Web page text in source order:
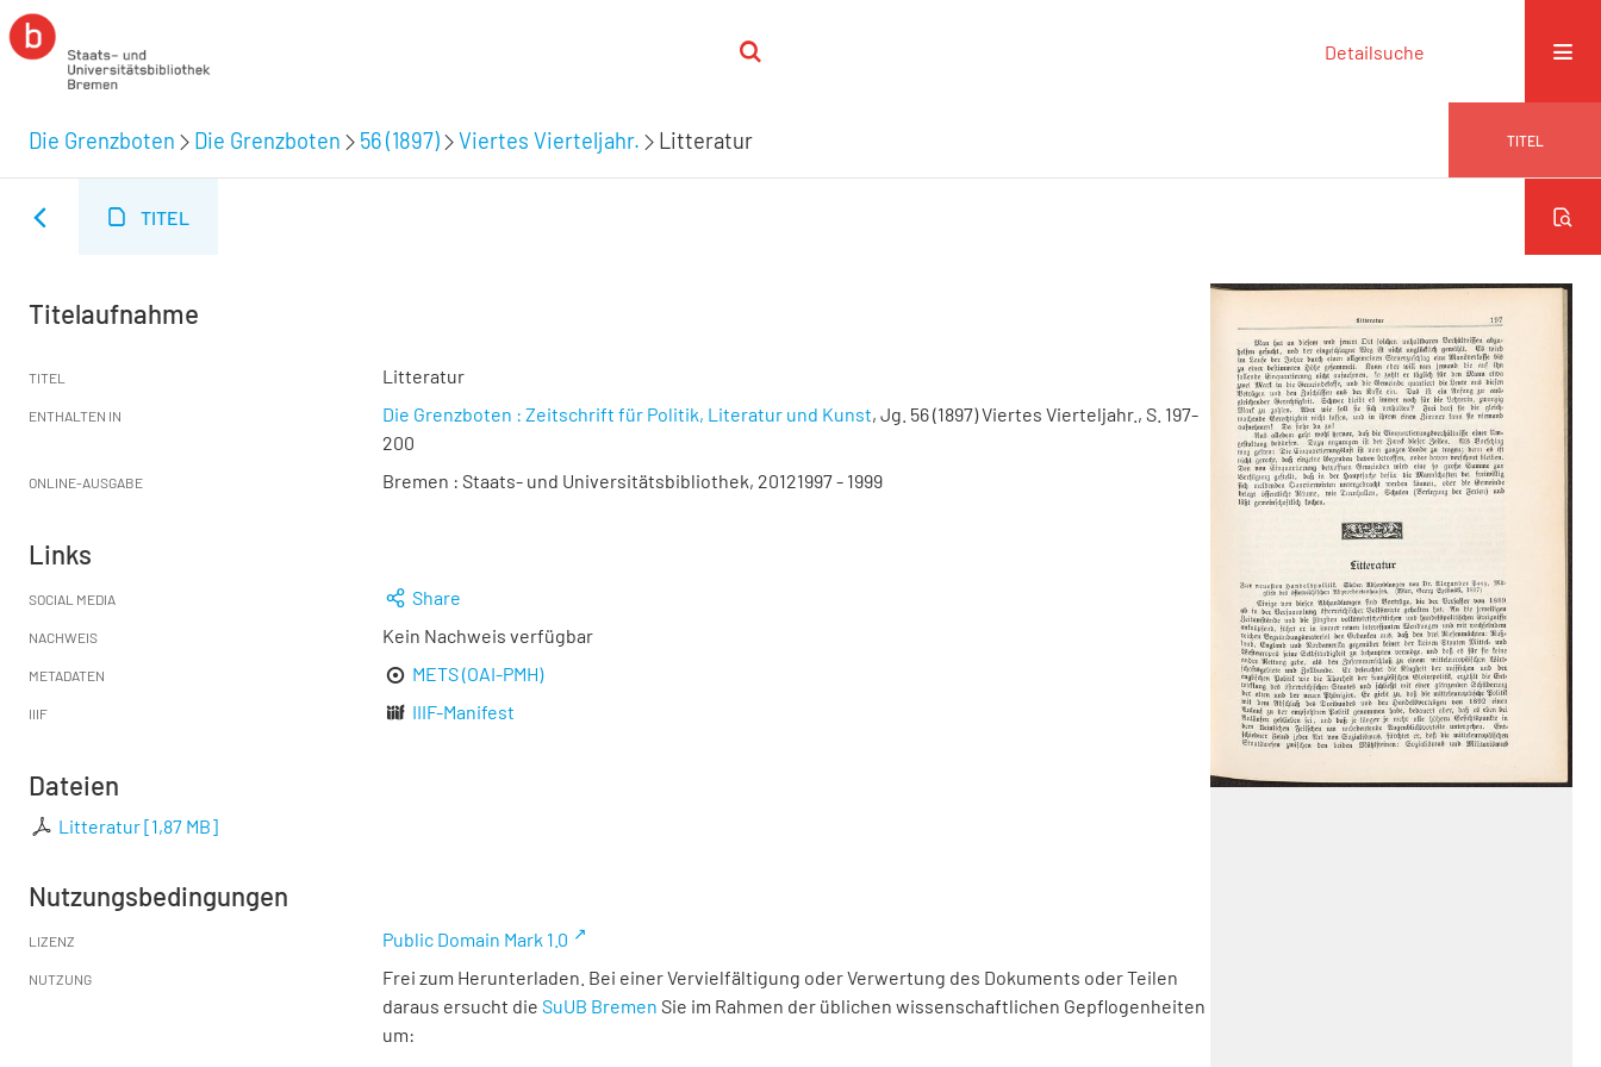
Detailsuche
Die Grenzboten Die Grenzboten 56 (1897) Viertes Vierteljahr. Litteratur TITEL
TITEL
Titelaufnahme
TITEL Litteratur
ENTHALTEN IN Die Grenzboten : Zeitschrift für Politik, Literatur und Kunst, Jg. 56 (1897) Viertes Vierteljahr., S. 197-
200
ONLINE-AUSGABE Bremen : Staats- und Universitätsbibliothek, 20121997 - 1999
Links
SOCIAL MEDIA Share
NACHWEIS Kein Nachweis verfügbar
METADATEN METS (OAI-PMH)
IIIF IIIF-Manifest
Dateien
Litteratur[1,87 MB]
Nutzungsbedingungen
LIZENZ Public Domain Mark 1.0
NUTZUNG
Frei zum Herunterladen. Bei einer Vervielfältigung oder Verwertung des Dokuments oder Teilen
daraus ersucht die SuUB Bremen Sie im Rahmen der üblichen wissenschaftlichen Gepflogenheiten
um: